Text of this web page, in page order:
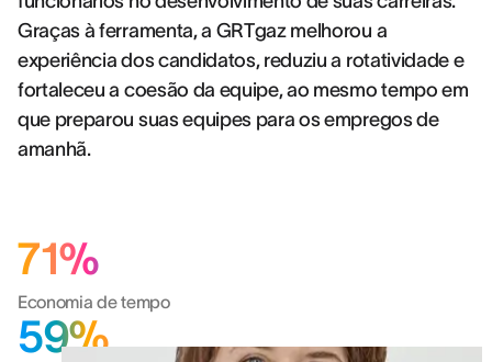
Graças à ferramenta, a GRTgaz melhorou a
experiência dos candidatos, reduziu a rotatividade e
fortaleceu a coesão da equipe, ao mesmo tempo em
que preparou suas equipes para os empregos de
amanhã.
71%
Economia de tempo
59%